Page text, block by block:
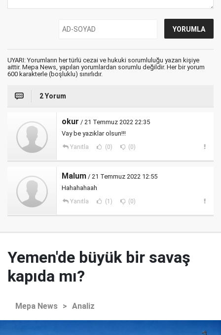
UYARI: Yorumların her türlü cezai ve hukuki sorumluluğu yazan kişiye
aittir. Mepa News, yapılan yorumlardan sorumlu değildir. Her bir yorum
600 karakterle (boşluklu) sınırlıdır.
2 Yorum
okur / 21 Temmuz 2022 22:35
Vay be yazıklar olsun!!!
Yanıtla (0) (0)
Malum / 21 Temmuz 2022 12:55
Hahahahaah
Yanıtla (1) (0)
Yemen'de büyük bir savaş
kapıda mı?
Mepa News > Analiz